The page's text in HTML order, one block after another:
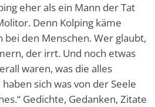
eher als ein Mann der Tat
Denn Kolping käme
bei den Menschen. Wer glaubt,
der irrt. Und noch etwas
waren, was die alles
sich was von der Seele
Gedichte, Gedanken, Zitate